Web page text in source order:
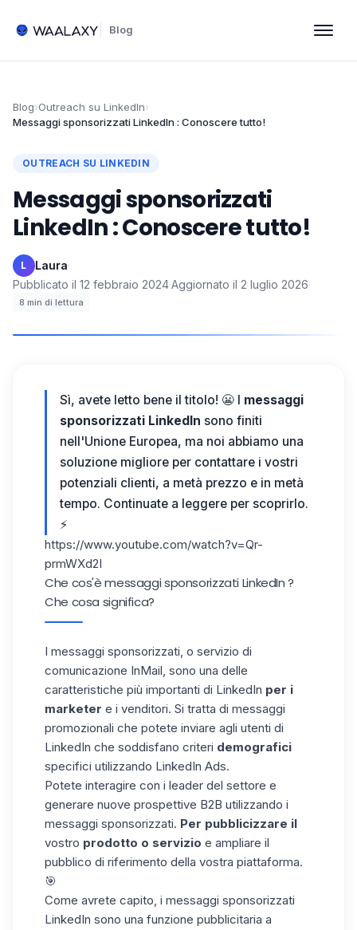
Blog
Blog›Outreach su LinkedIn›
Messaggi sponsorizzati LinkedIn : Conoscere tutto!
OUTREACH SU LINKEDIN
Messaggi sponsorizzati
LinkedIn : Conoscere tutto!
L Laura·
Pubblicato il 12 febbraio 2024·Aggiornato il 2 luglio 2026·
8 min di lettura
Sì, avete letto bene il titolo! 😬 I messaggi
sponsorizzati LinkedIn ​ sono finiti
nell'Unione Europea, ma noi abbiamo una
soluzione migliore per contattare i vostri
potenziali clienti, a metà prezzo e in metà
tempo. Continuate a leggere per scoprirlo.
⚡
https://www.youtube.com/watch?v=Qr-
prmWXd2I
Che cos'è messaggi sponsorizzati LinkedIn​ ?
Che cosa significa?
I messaggi sponsorizzati​, o servizio di
comunicazione InMail, sono una delle
caratteristiche più importanti di LinkedIn per i
marketer e i venditori. Si tratta di messaggi
promozionali che potete inviare agli utenti di
LinkedIn che soddisfano criteri demografici
specifici utilizzando LinkedIn Ads.
Potete interagire con i leader del settore e
generare nuove prospettive B2B utilizzando i
messaggi sponsorizzati. Per pubblicizzare il
vostro prodotto o servizio e ampliare il
pubblico di riferimento della vostra piattaforma.
🎯
Come avrete capito, i messaggi sponsorizzati
LinkedIn​ sono una funzione pubblicitaria a